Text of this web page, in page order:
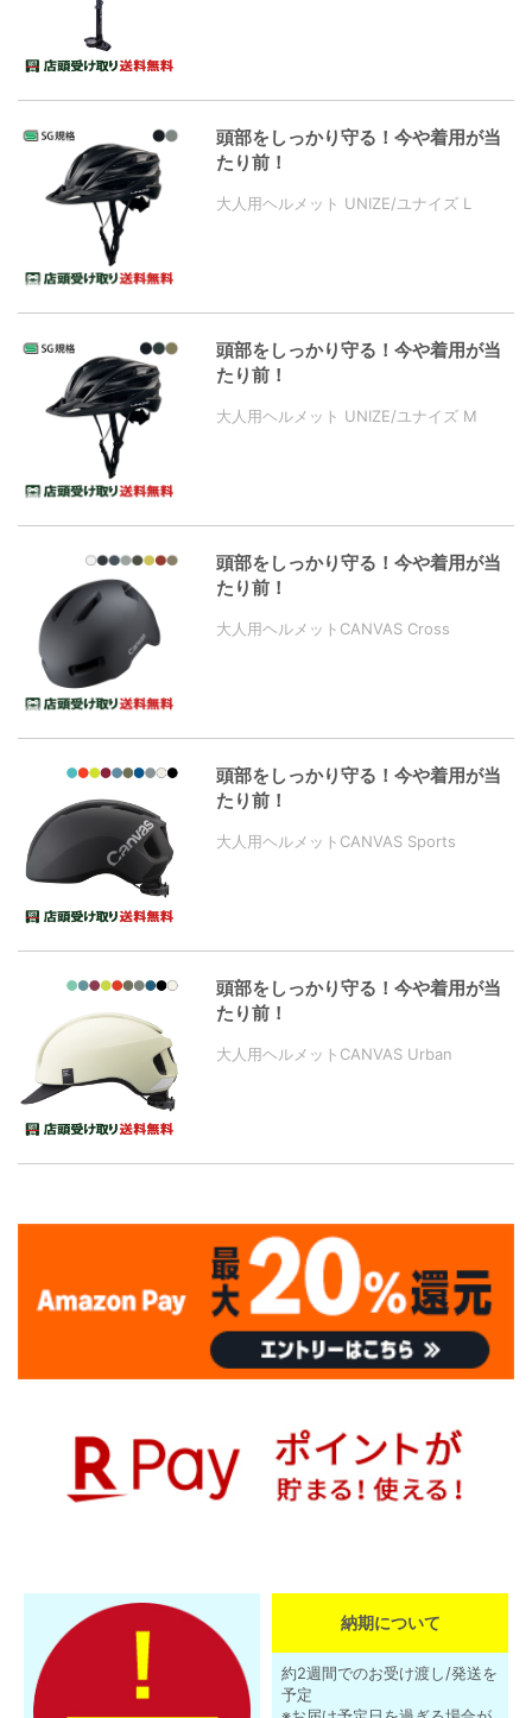
頭部をしっかり守る！今や着用が当
たり前！
大人用ヘルメット UNIZE/ユナイズ L
頭部をしっかり守る！今や着用が当
たり前！
大人用ヘルメット UNIZE/ユナイズ M
頭部をしっかり守る！今や着用が当
たり前！
大人用ヘルメットCANVAS Cross
頭部をしっかり守る！今や着用が当
たり前！
大人用ヘルメットCANVAS Sports
頭部をしっかり守る！今や着用が当
たり前！
大人用ヘルメットCANVAS Urban
納期について
約2週間でのお受け渡し/発送を
予定